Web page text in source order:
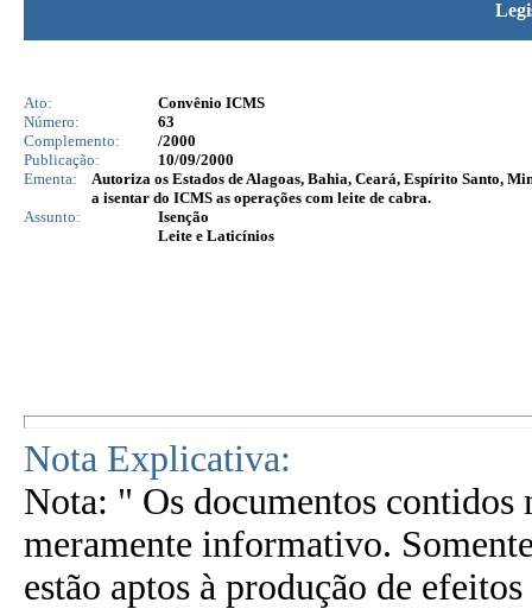
Ato:
Convênio ICMS
Número:
63
Complemento:
/2000
Publicação:
10/09/2000
Ementa:
Autoriza os Estados de Alagoas, Bahia, Ceará, Espírito Santo,
a isentar do ICMS as operações com leite de cabra.
Assunto:
Isenção
Leite e Laticínios
Nota Explicativa:
Nota: " Os documentos contidos
meramente informativo.
estão aptos à produção de